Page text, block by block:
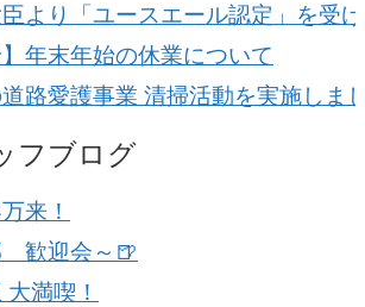
より「ユースエール認定」を受
】年末年始の休業について
路愛護事業 清掃活動を実施しま
フブログ
来！
歓迎会～🍺
満喫！